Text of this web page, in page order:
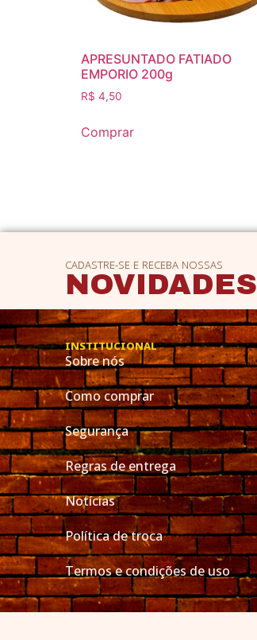
APRESUNTADO FATIADO
EMPORIO 200g
R$ 4,50
Comprar
CADASTRE-SE E RECEBA NOSSAS
NOVIDADES
INSTITUCIONAL
Sobre nós
Como comprar
Segurança
Regras de entrega
Notícias
Política de troca
Termos e condições de uso